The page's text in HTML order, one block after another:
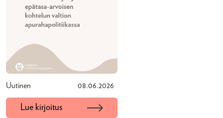
Uutinen 08.06.2026
Lue kirjoitus